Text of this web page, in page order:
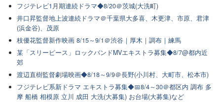
フジテレビ1月期連続ドラマ◆8/20＠茨城(大洗町)
井口昇監督地上波連続ドラマ＠千葉県大多喜、木更津、市原、君津
(浜金谷)、茂原
枝優花監督新作映画 8/15～9/1＠渋谷｜厚木｜調布｜練馬
某「スリーピース」ロックバンドMVエキストラ募集◆8/7@都内近
郊
渡辺直樹監督劇場映画◆8/18～9/9＠長野(小川村、大町市、松本市)
フジテレビ系新ドラマ エキストラ募集◆📅8/4～30＠都区内 調布 多
摩 船橋 相模原 立川 成田 大洗(大募集) お台場(大募集)など